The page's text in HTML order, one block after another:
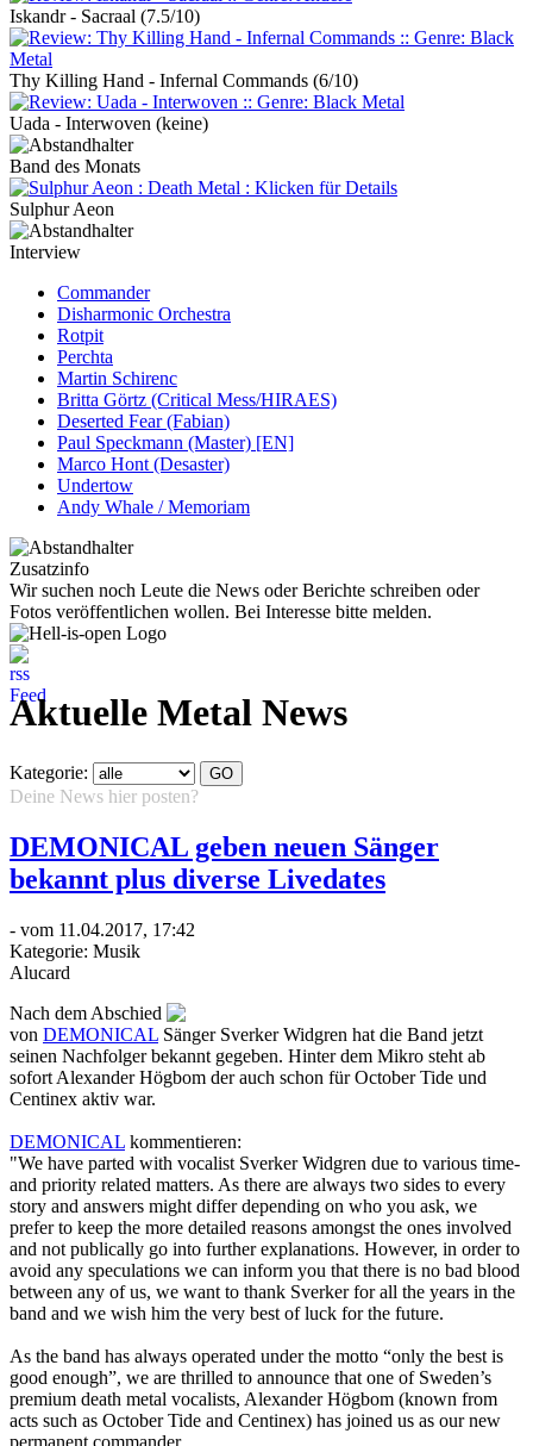
Iskandr - Sacraal (7.5/10)
Thy Killing Hand - Infernal Commands (6/10)
Uada - Interwoven (keine)
Band des Monats
Sulphur Aeon
Interview
Commander
Disharmonic Orchestra
Rotpit
Perchta
Martin Schirenc
Britta Görtz (Critical Mess/HIRAES)
Deserted Fear (Fabian)
Paul Speckmann (Master) [EN]
Marco Hont (Desaster)
Undertow
Andy Whale / Memoriam
Zusatzinfo
Wir suchen noch Leute die News oder Berichte schreiben oder
Fotos veröffentlichen wollen. Bei Interesse bitte melden.
Aktuelle Metal News
Kategorie:
Deine News hier posten?
DEMONICAL geben neuen Sänger
bekannt plus diverse Livedates
- vom 11.04.2017, 17:42
Kategorie: Musik
Alucard
Nach dem Abschied
von DEMONICAL Sänger Sverker Widgren hat die Band jetzt
seinen Nachfolger bekannt gegeben. Hinter dem Mikro steht ab
sofort Alexander Högbom der auch schon für October Tide und
Centinex aktiv war.
DEMONICAL kommentieren:
"We have parted with vocalist Sverker Widgren due to various time-
and priority related matters. As there are always two sides to every
story and answers might differ depending on who you ask, we
prefer to keep the more detailed reasons amongst the ones involved
and not publically go into further explanations. However, in order to
avoid any speculations we can inform you that there is no bad blood
between any of us, we want to thank Sverker for all the years in the
band and we wish him the very best of luck for the future.
As the band has always operated under the motto “only the best is
good enough”, we are thrilled to announce that one of Sweden’s
premium death metal vocalists, Alexander Högbom (known from
acts such as October Tide and Centinex) has joined us as our new
permanent commander.